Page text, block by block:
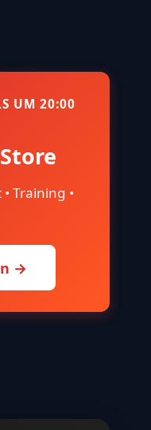
UM 20:00
Training •
→